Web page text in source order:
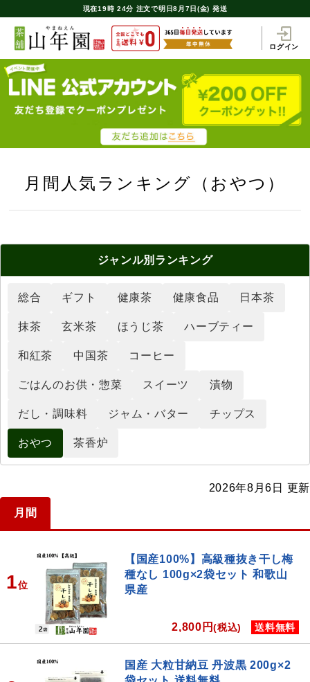
現在19時 24分 注文で明日8月7日(金) 発送
ログイン
月間人気ランキング（おやつ）
ジャンル別 ランキング
総合 ギフト 健康茶 健康食品 日本茶
抹茶 玄米茶 ほうじ茶 ハーブティー
和紅茶 中国茶 コーヒー
ごはんのお供・惣菜 スイーツ 漬物
だし・調味料 ジャム・バター チップス
おやつ 茶香炉
2026年8月6日 更新
月間
1位
【国産100%】高級種抜き干し梅
種なし 100g×2袋セット 和歌山
県産
2,800円(税込) 送料無料
国産 大粒甘納豆 丹波黒 200g×2